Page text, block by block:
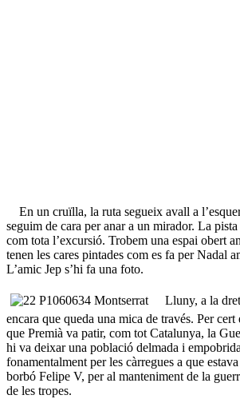
En un cruïlla, la ruta segueix avall a
seguim de cara per anar a un mirador. La
com tota l’excursió. Trobem una espai obert
tenen les cares pintades com es fa per Nadal
L’amic Jep s’hi fa una foto.
Lluny, a la
encara que queda una mica de través. Per
que Premià va patir, com tot Catalunya, la
hi va deixar una població delmada i
fonamentalment per les càrregues a que
borbó Felipe V, per al manteniment de la
de les tropes.